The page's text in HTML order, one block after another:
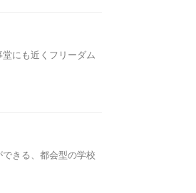
にも近くフリーダム
きる、都会型の学校